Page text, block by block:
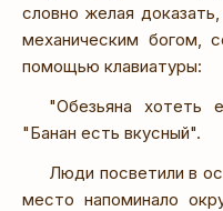
словно желая
механическим богом,
помощью клавиатуры:
"Обезьяна хотеть
"Банан есть вкусный".
Люди посветили в
место напоминало